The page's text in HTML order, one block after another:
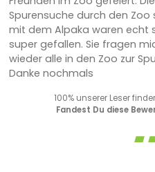
Spurensuche durch den Zoo
mit dem Alpaka waren echt
super gefallen. Sie fragen
wieder alle in den Zoo zur
Danke nochmals
100% unserer Leser
Fandest Du diese